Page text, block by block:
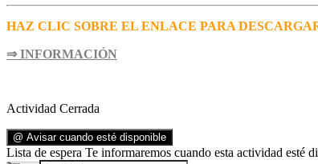
HAZ CLIC SOBRE EL ENLACE PARA
⇒ INFORMACIÓN
Actividad Cerrada
@ Avisar cuando esté disponible
Lista de espera Te informaremos cuando esta actividad esté